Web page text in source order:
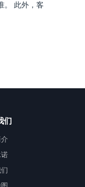
。 此外，客
们